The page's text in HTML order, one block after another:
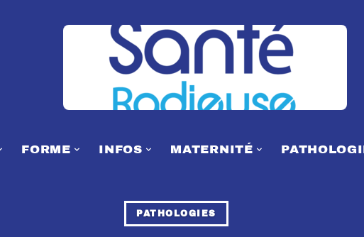
FORME INFOS MATERNITÉ
PATHOLOGIES